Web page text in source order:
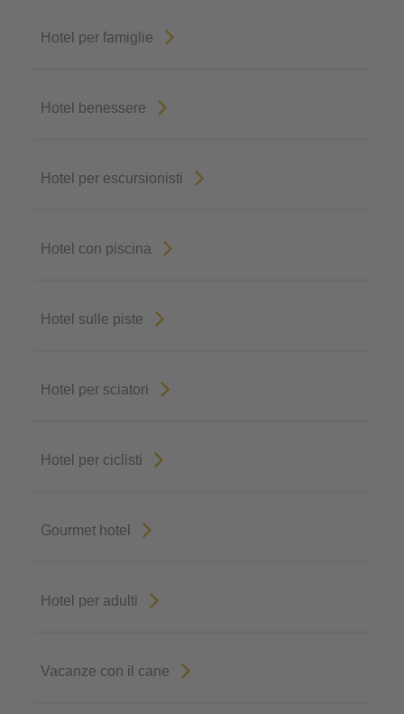
Hotel per famiglie
Hotel benessere
Hotel per escursionisti
Hotel con piscina
Hotel sulle piste
Hotel per sciatori
Hotel per ciclisti
Gourmet hotel
Hotel per adulti
Vacanze con il cane